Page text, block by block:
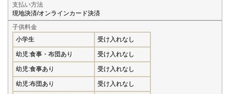
支払い方法
現地決済/オンラインカード決済
子供料金
小学生
受け入れなし
幼児:食事・布団あり 受け入れなし
幼児:食事あり 受け入れなし
幼児:布団あり 受け入れなし